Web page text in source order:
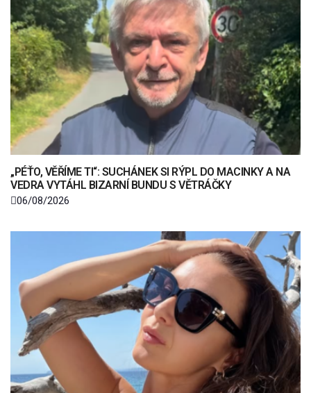
„PÉŤO, VĚŘÍME TI“: SUCHÁNEK SI RÝPL DO MACINKY A NA
VEDRA VYTÁHL BIZARNÍ BUNDU S VĚTRÁČKY
06/08/2026